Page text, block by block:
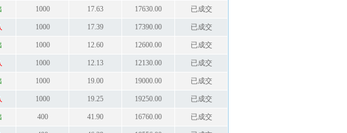
1000 17.63 17630.00 已成交
1000 17.39 17390.00 已成交
1000 12.60 12600.00 已成交
1000 12.13 12130.00 已成交
1000 19.00 19000.00 已成交
1000 19.25 19250.00 已成交
400 41.90 16760.00 已成交